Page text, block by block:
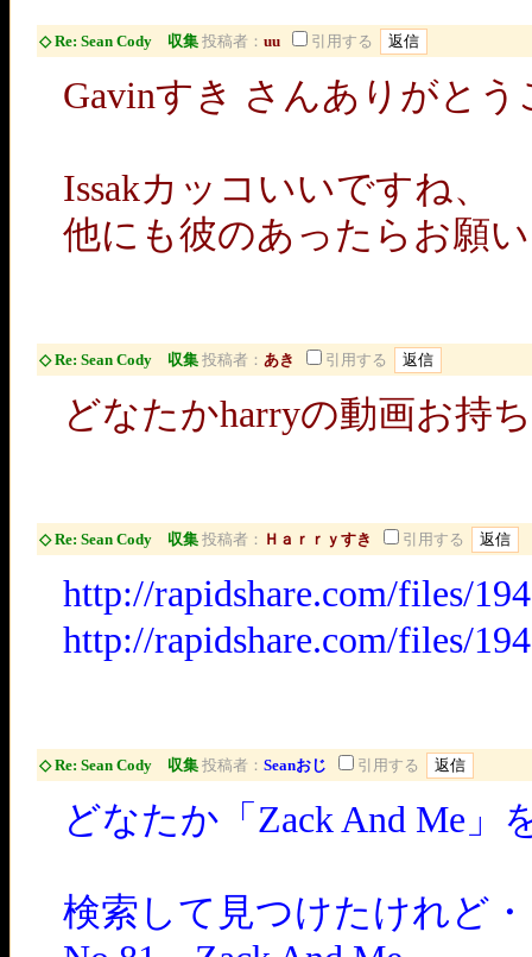
◇ Re: Sean Cody 収集 投稿者： uu 引用する
Gavinすき さんありがと
Issakカッコいいですね、
他にも彼のあったらお願
◇ Re: Sean Cody 収集 投稿者： あき 引用する
どなたかharryの動画お持
◇ Re: Sean Cody 収集 投稿者： Ｈａｒｒｙすき 引用する
http://rapidshare.com/files/
http://rapidshare.com/files/
◇ Re: Sean Cody 収集 投稿者： Seanおじ 引用する
どなたか「Zack And Me
検索して見つけたけれど